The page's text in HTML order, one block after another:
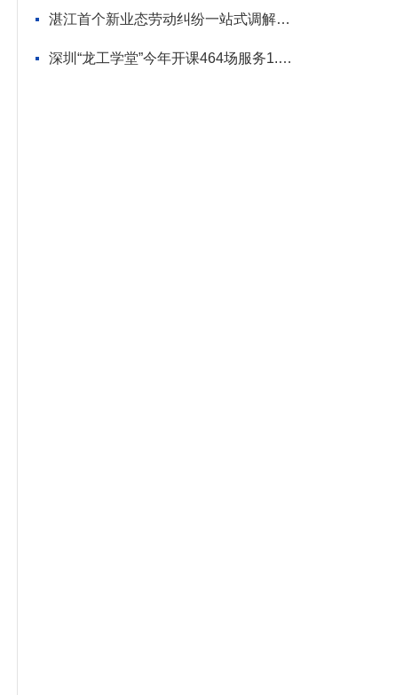
湛江首个新业态劳动纠纷一站式调解平台揭牌
深圳“龙工学堂”今年开课464场服务1.2万职工